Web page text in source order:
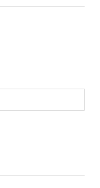
płatności